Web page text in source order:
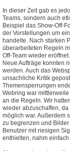
In dieser Zeit gab es
Teams, sondern auch
Beispiel das Show-Off-
der Vorstellungen um
handelte. Nach starken
überarbeiteten Regeln
Off-Team wieder
Neue Aufträge konnten
werden. Auch das
unsachliche Kritik
Themensperrungen
Webring war
an die Regeln. Wir
wieder abzuschaffen,
möglich war. Außerdem
zu begrenzen und
Benutzer mit riesigen
enthielten, nahm